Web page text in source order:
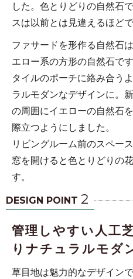
した。色とりどりの自然石
スは以前とは見違えるほどで
ファサードを形作る自然石
エロー系の方形の自然石で
タイルのポーチに絡み合う
ラルモダンなデザインに。
の周囲にイエローの自然石
際立つようにしました。
リビングルーム前のスペー
窓を開けると色とりどりの
す。
DESIGN POINT 2
管理しやすい人工
りナチュラルモダ
草目地は魅力的なデザイン